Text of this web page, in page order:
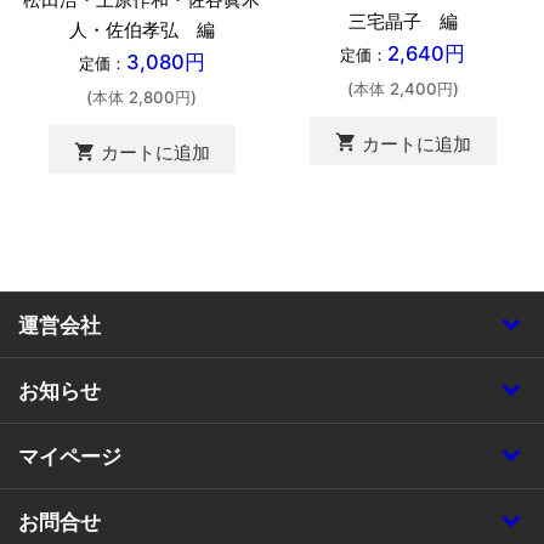
人・佐伯孝弘 編
定価： 3,080円
(本体 2,800円)
shopping_cart カートに追加
三宅晶子 編
定価： 2,640円
(本体 2,400円)
shopping_cart カートに追加
運営会社
お知らせ
マイページ
お問合せ